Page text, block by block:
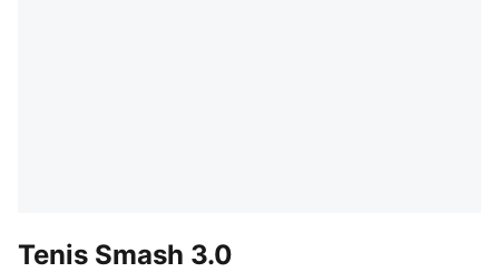
Tenis Smash 3.0